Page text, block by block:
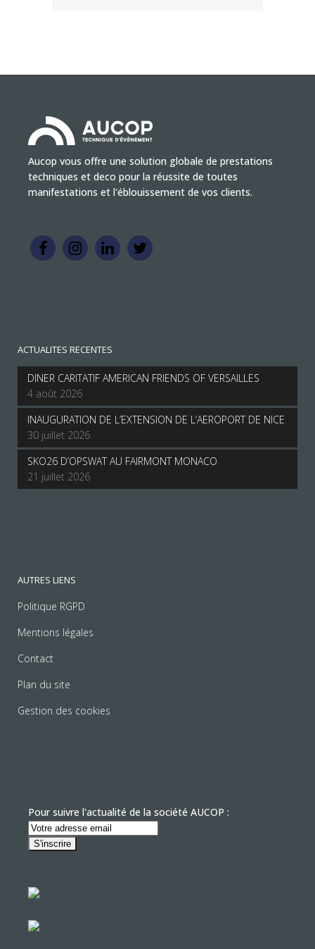
Aucop vous offre une solution globale de prestations
techniques et deco pour la réussite de toutes
manifestations et l'éblouissement de vos clients.
ACTUALITES RECENTES
DINER CARITATIF AMERICAN FRIENDS OF VERSAILLES
4 août 2026
INAUGURATION DE L’EXTENSION DE L’AEROPORT DE NICE
30 juillet 2026
SKO26 D’OPSWAT AU FAIRMONT MONACO
21 juillet 2026
AUTRES LIENS
Politique RGPD
Mentions légales
Contact
Plan du site
Gestion des cookies
Pour suivre l'actualité de la société AUCOP :